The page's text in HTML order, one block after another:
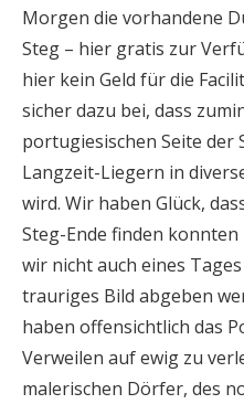
Morgen die vorhandene
Steg – hier gratis zur
hier kein Geld für die
sicher dazu bei, dass
portugiesischen Seite der
Langzeit-Liegern in
wird. Wir haben Glück,
Steg-Ende finden
wir nicht auch eines
trauriges Bild abgeben
haben offensichtlich das
Verweilen auf ewig zu
malerischen Dörfer, des